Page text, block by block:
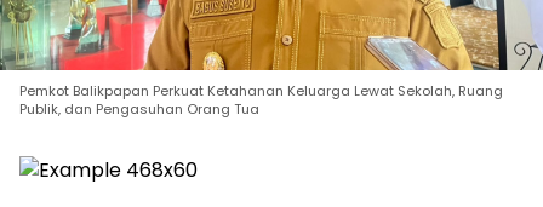
Pemkot Balikpapan Perkuat Ketahanan Keluarga Lewat Sekolah, Ruang
Publik, dan Pengasuhan Orang Tua